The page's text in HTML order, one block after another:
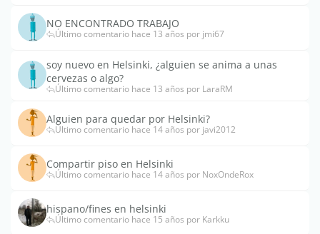
NO ENCONTRADO TRABAJO
Último comentario hace 13 años por jmi67
soy nuevo en Helsinki, ¿alguien se anima a unas
cervezas o algo?
Último comentario hace 13 años por LaraRM
Alguien para quedar por Helsinki?
Último comentario hace 14 años por javi2012
Compartir piso en Helsinki
Último comentario hace 14 años por NoxOndeRox
hispano/fines en helsinki
Último comentario hace 15 años por Karkku